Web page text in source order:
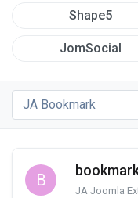
Shape5
JomSocial
JA Bookmark
B
JA Joomla